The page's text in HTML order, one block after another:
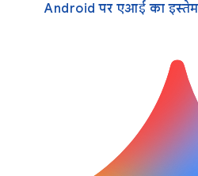
Android पर एआई का